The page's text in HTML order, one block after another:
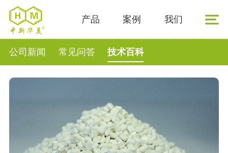
产品 案例 我们
公司新闻 常见问答 技术百科